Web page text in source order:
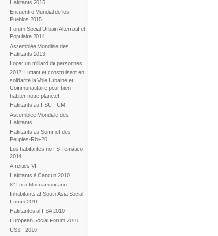
Habitants 2015
Encuentro Mundial de los
Pueblos 2015
Forum Social Urbain Alternatif et
Populaire 2014
Assemblée Mondiale des
Habitants 2013
Loger un milliard de personnes
2012: Luttant et construisant en
solidarité la Voie Urbaine et
Communautaire pour bien
habiter notre planète!
Habitants au FSU-FUM
Assemblee Mondiale des
Habitants
Habitants au Sommet des
Peuples-Rio+20
Los habitantes no FS Temático
2014
Africities VI
Habitants à Cancun 2010
8° Foro Mesoamericano
Inhabitants at South Asia Social
Forum 2011
Habitantes al FSA 2010
European Social Forum 2010
USSF 2010